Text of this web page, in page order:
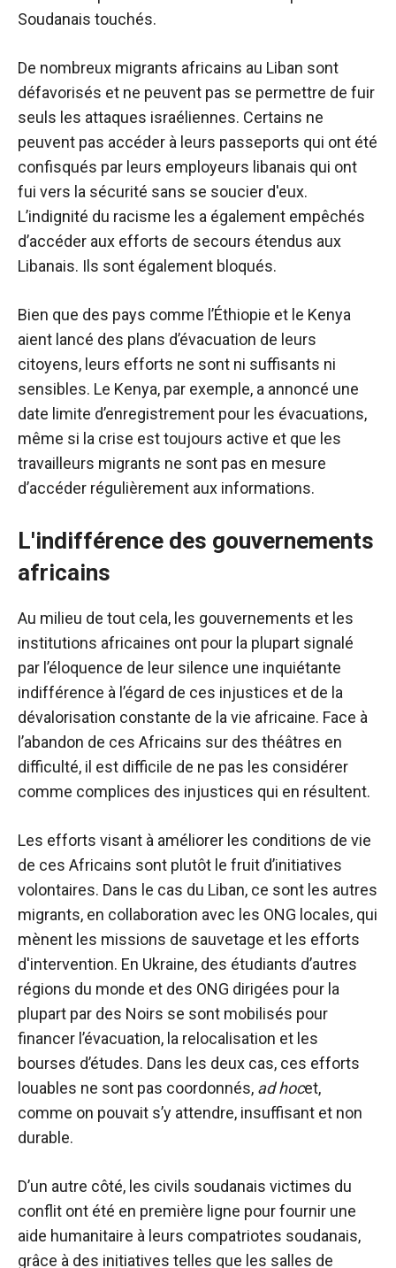
Soudanais touchés.
De nombreux migrants africains au Liban sont
défavorisés et ne peuvent pas se permettre de fuir
seuls les attaques israéliennes. Certains ne
peuvent pas accéder à leurs passeports qui ont été
confisqués par leurs employeurs libanais qui ont
fui vers la sécurité sans se soucier d'eux.
L’indignité du racisme les a également empêchés
d’accéder aux efforts de secours étendus aux
Libanais. Ils sont également bloqués.
Bien que des pays comme l’Éthiopie et le Kenya
aient lancé des plans d’évacuation de leurs
citoyens, leurs efforts ne sont ni suffisants ni
sensibles. Le Kenya, par exemple, a annoncé une
date limite d’enregistrement pour les évacuations,
même si la crise est toujours active et que les
travailleurs migrants ne sont pas en mesure
d’accéder régulièrement aux informations.
L'indifférence des gouvernements
africains
Au milieu de tout cela, les gouvernements et les
institutions africaines ont pour la plupart signalé
par l’éloquence de leur silence une inquiétante
indifférence à l’égard de ces injustices et de la
dévalorisation constante de la vie africaine. Face à
l’abandon de ces Africains sur des théâtres en
difficulté, il est difficile de ne pas les considérer
comme complices des injustices qui en résultent.
Les efforts visant à améliorer les conditions de vie
de ces Africains sont plutôt le fruit d’initiatives
volontaires. Dans le cas du Liban, ce sont les autres
migrants, en collaboration avec les ONG locales, qui
mènent les missions de sauvetage et les efforts
d'intervention. En Ukraine, des étudiants d’autres
régions du monde et des ONG dirigées pour la
plupart par des Noirs se sont mobilisés pour
financer l’évacuation, la relocalisation et les
bourses d’études. Dans les deux cas, ces efforts
louables ne sont pas coordonnés, ad hocet,
comme on pouvait s’y attendre, insuffisant et non
durable.
D’un autre côté, les civils soudanais victimes du
conflit ont été en première ligne pour fournir une
aide humanitaire à leurs compatriotes soudanais,
grâce à des initiatives telles que les salles de